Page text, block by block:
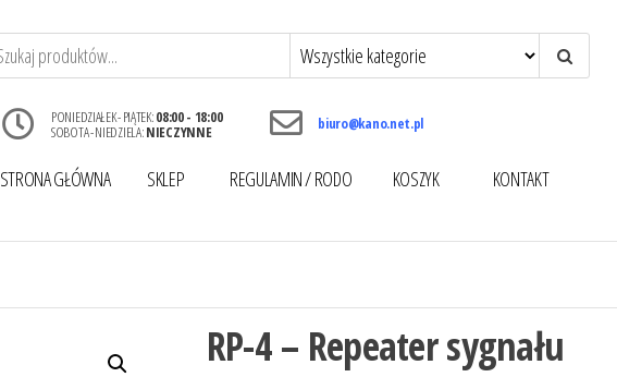
PONIEDZIAŁEK - PIĄTEK:08:00 - 18:00
SOBOTA - NIEDZIELA:NIECZYNNE biuro@kano.net.pl
STRONA GŁÓWNA SKLEP REGULAMIN / RODO KOSZYK KONTAKT
RP-4 – Repeater sygnału